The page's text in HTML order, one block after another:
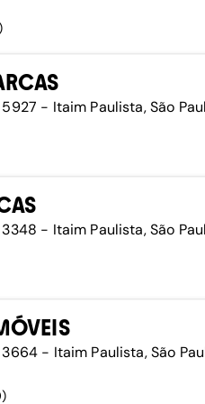
- Itaim Paulista, São
- Itaim Paulista, São
- Itaim Paulista, São
)